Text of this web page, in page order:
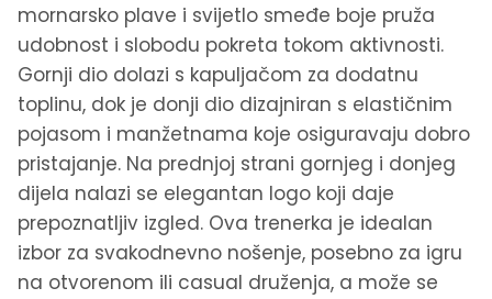
mornarsko plave i svijetlo smeđe boje pruža
udobnost i slobodu pokreta tokom aktivnosti.
Gornji dio dolazi s kapuljačom za dodatnu
toplinu, dok je donji dio dizajniran s elastičnim
pojasom i manžetnama koje osiguravaju dobro
pristajanje. Na prednjoj strani gornjeg i donjeg
dijela nalazi se elegantan logo koji daje
prepoznatljiv izgled. Ova trenerka je idealan
izbor za svakodnevno nošenje, posebno za igru
na otvorenom ili casual druženja, a može se